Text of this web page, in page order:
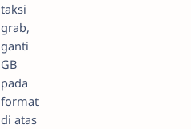
taksi
grab,
ganti
GB
pada
format
di atas